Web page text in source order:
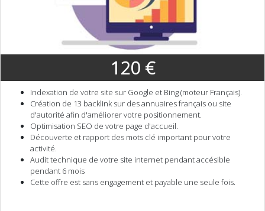
120 €
Indexation de votre site sur Google et Bing (moteur Français).
Création de 13 backlink sur des annuaires français ou site
d'autorité afin d'améliorer votre positionnement.
Optimisation SEO de votre page d'accueil.
Découverte et rapport des mots clé important pour votre
activité.
Audit technique de votre site internet pendant accésible
pendant 6 mois
Cette offre est sans engagement et payable une seule fois.